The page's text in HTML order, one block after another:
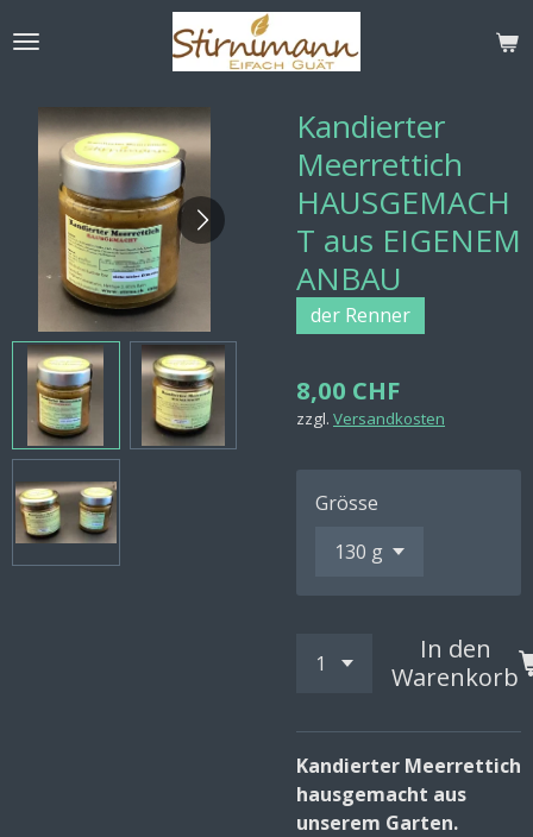
Hauptinhalt
Kandierter
Meerrettich
HAUSGEMACH
T aus EIGENEM
ANBAU
der Renner
8,00 CHF
zzgl. Versandkosten
Grösse
In den
Warenkorb
Kandierter Meerrettich
hausgemacht aus
unserem Garten.